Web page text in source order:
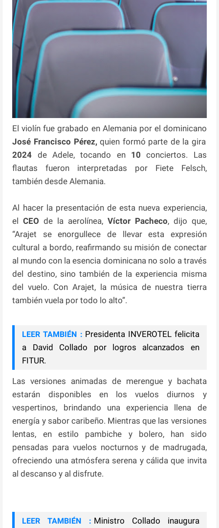
El violín fue grabado en Alemania por el dominicano
José Francisco Pérez,quien formó parte de la gira
2024 de Adele, tocando en 10 conciertos. Las
flautas fueron interpretadas por Fiete Felsch,
también desde Alemania.
Al hacer la presentación de esta nueva experiencia,
el CEOde la aerolínea, Víctor Pacheco, dijo que,
“Arajet se enorgullece de llevar esta expresión
cultural a bordo, reafirmando su misión de conectar
al mundo con la esencia dominicana no solo a través
del destino, sino también de la experiencia misma
del vuelo. Con Arajet, la música de nuestra tierra
también vuela por todo lo alto”.
LEER TAMBIÉN : Presidenta INVEROTEL felicita
a David Collado por logros alcanzados en
FITUR.
Las versiones animadas de merengue y bachata
estarán disponibles en los vuelos diurnos y
vespertinos, brindando una experiencia llena de
energía y sabor caribeño. Mientras que las versiones
lentas, en estilo pambiche y bolero, han sido
pensadas para vuelos nocturnos y de madrugada,
ofreciendo una atmósfera serena y cálida que invita
al descanso y al disfrute.
LEER TAMBIÉN : Ministro Collado inaugura